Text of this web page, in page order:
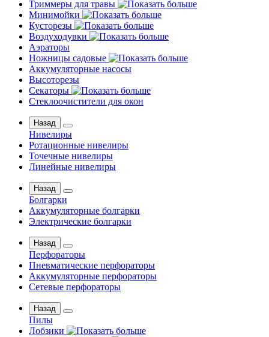
Триммеры для травы
Минимойки
Кусторезы
Воздуходувки
Аэраторы
Ножницы садовые
Аккумуляторные насосы
Высоторезы
Секаторы
Стеклоочистители для окон
Назад
Нивелиры
Ротационные нивелиры
Точечные нивелиры
Линейные нивелиры
Назад
Болгарки
Аккумуляторные болгарки
Электрические болгарки
Назад
Перфораторы
Пневматические перфораторы
Аккумуляторные перфораторы
Сетевые перфораторы
Назад
Пилы
Лобзики